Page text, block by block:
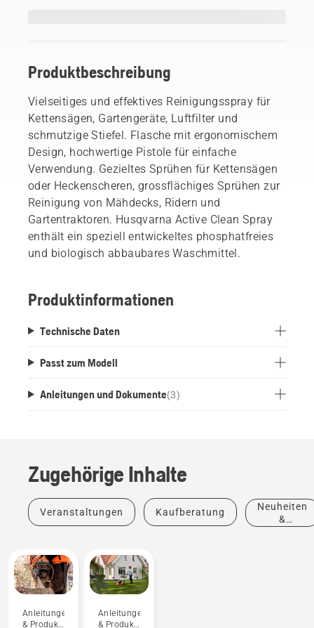
Produktbeschreibung
Vielseitiges und effektives Reinigungsspray für
Kettensägen, Gartengeräte, Luftfilter und
schmutzige Stiefel. Flasche mit ergonomischem
Design, hochwertige Pistole für einfache
Verwendung. Gezieltes Sprühen für Kettensägen
oder Heckenscheren, grossflächiges Sprühen zur
Reinigung von Mähdecks, Ridern und
Gartentraktoren. Husqvarna Active Clean Spray
enthält ein speziell entwickeltes phosphatfreies
und biologisch abbaubares Waschmittel.
Produktinformationen
Technische Daten
Passt zum Modell
Anleitungen und Dokumente(3)
Zugehörige Inhalte
Veranstaltungen Kaufberatung
Neuheiten
&
Anleitungen
& Produkt-
Anleitungen
& Produkt-